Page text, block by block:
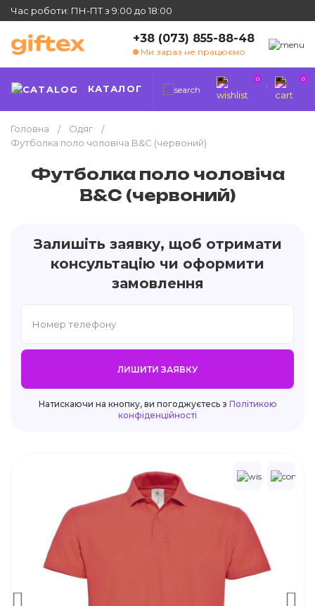
Час роботи: ПН-ПТ з 9:00 до 18:00
+38 (073) 855-88-48
Ми зараз не працюємо
КАТАЛОГ
0 0
Головна
Одяг
Футболка поло чоловіча B&C (червоний)
Футболка поло чоловіча
B&C (червоний)
Залишіть заявку, щоб отримати
консультацію чи оформити
замовлення
ЛИШИТИ ЗАЯВКУ
Натискаючи на кнопку, ви погоджуєтесь з Політикою
конфіденційності